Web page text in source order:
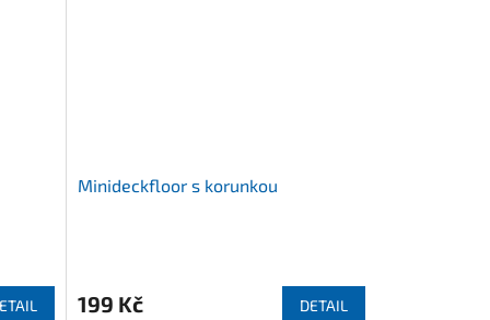
Minideckfloor s korunkou
199 Kč DETAIL